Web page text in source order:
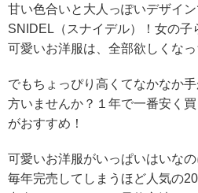
甘い色合いと大人っぽいデザイ
SNIDEL（スナイデル）！女の子
可愛いお洋服は、全部欲しくな
でもちょっぴり高くてなかなか
方いませんか？１年で一番安く
がおすすめ！
可愛いお洋服がいっぱいはいな
毎年完売してしまうほど人気の